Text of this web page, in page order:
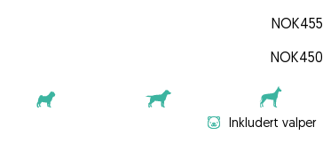
NOK455
NOK450
Inkludert valper